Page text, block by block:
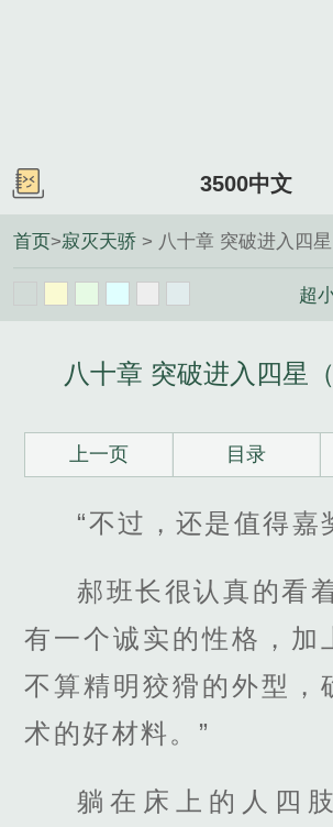
3500中文
首页>寂灭天骄 > 八十章 突破进入四星
超
八十章 突破进入四星（
上一页 目录
“不过，还是值得嘉
郝班长很认真的看
有一个诚实的性格，加
不算精明狡猾的外型，
术的好材料。”
躺在床上的人四